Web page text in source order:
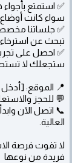
✅ استمتع
سواء كانت أوضاع
✅ جلساتنا
تبحث عن
✅ احصل على
ستجعلك لا
📍 الموقع: [أدخل
💬 للحجز
📞 اتصل الآن
العالية.
لا تفوت فرصة
فريدة من نوعها